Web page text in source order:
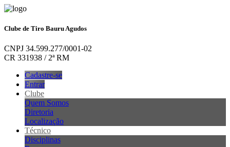
Clube de Tiro Bauru Agudos
CNPJ 34.599.277/0001-02
CR 331938 / 2ª RM
Cadastre-se
Entrar
Clube
Quem Somos
Diretoria
Localização
Técnico
Disciplinas